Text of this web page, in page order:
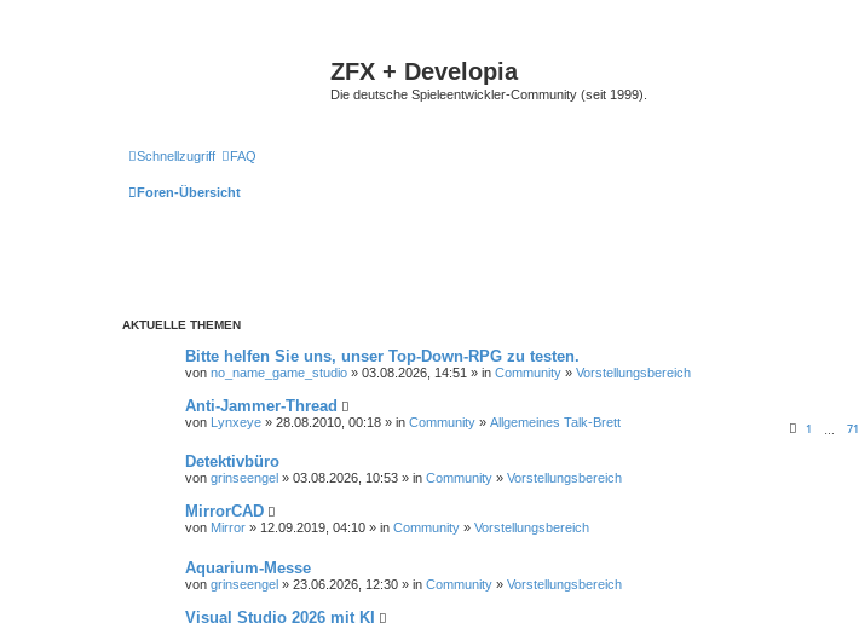
ZFX + Developia
Die deutsche Spieleentwickler-Community (seit 1999).
Schnellzugriff FAQ
Foren-Übersicht
AKTUELLE THEMEN
Bitte helfen Sie uns, unser Top-Down-RPG zu testen.
von no_name_game_studio » 03.08.2026, 14:51 » in Community » Vorstellungsbereich
Anti-Jammer-Thread
1 71
von Lynxeye » 28.08.2010, 00:18 » in Community » Allgemeines Talk-Brett
Detektivbüro
von grinseengel » 03.08.2026, 10:53 » in Community » Vorstellungsbereich
MirrorCAD
von Mirror » 12.09.2019, 04:10 » in Community » Vorstellungsbereich
Aquarium-Messe
von grinseengel » 23.06.2026, 12:30 » in Community » Vorstellungsbereich
Visual Studio 2026 mit KI